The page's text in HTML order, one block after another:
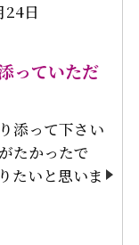
24日
っていただ
添って下さい
たかったで
たいと思いま